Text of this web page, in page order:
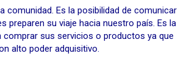
comunidad. Es la posibilidad de comunicar
preparen su viaje hacia nuestro país. Es la
sus servicios o productos ya que
alto poder adquisitivo.